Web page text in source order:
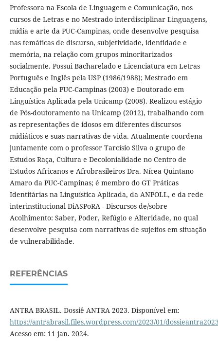
Professora na Escola de Linguagem e Comunicação, nos
cursos de Letras e no Mestrado interdisciplinar Linguagens,
mídia e arte da PUC-Campinas, onde desenvolve pesquisa
nas temáticas de discurso, subjetividade, identidade e
memória, na relação com grupos minoritarizados
socialmente. Possui Bacharelado e Licenciatura em Letras
Português e Inglês pela USP (1986/1988); Mestrado em
Educação pela PUC-Campinas (2003) e Doutorado em
Linguística Aplicada pela Unicamp (2008). Realizou estágio
de Pós-doutoramento na Unicamp (2012), trabalhando com
as representações de idosos em diferentes discursos
midiáticos e suas narrativas de vida. Atualmente coordena
juntamente com o professor Tarcísio Silva o grupo de
Estudos Raça, Cultura e Decolonialidade no Centro de
Estudos Africanos e Afrobrasileiros Dra. Nícea Quintano
Amaro da PUC-Campinas; é membro do GT Práticas
Identitárias na Linguística Aplicada, da ANPOLL, e da rede
interinstitucional DiASPoRA - Discursos de/sobre
Acolhimento: Saber, Poder, Refúgio e Alteridade, no qual
desenvolve pesquisa com narrativas de sujeitos em situação
de vulnerabilidade.
REFERÊNCIAS
ANTRA BRASIL. Dossiê ANTRA 2023. Disponível em:
https://antrabrasil.files.wordpress.com/2023/01/
Acesso em: 11 jan. 2024.